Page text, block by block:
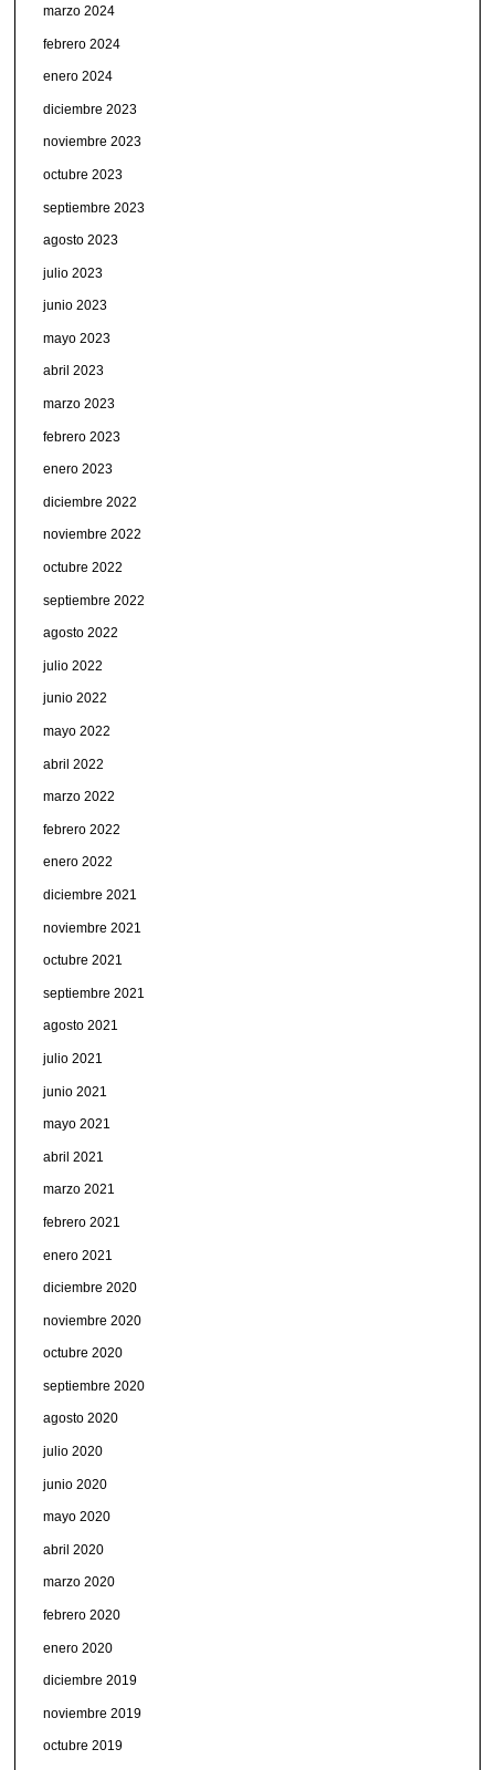
marzo 2024
febrero 2024
enero 2024
diciembre 2023
noviembre 2023
octubre 2023
septiembre 2023
agosto 2023
julio 2023
junio 2023
mayo 2023
abril 2023
marzo 2023
febrero 2023
enero 2023
diciembre 2022
noviembre 2022
octubre 2022
septiembre 2022
agosto 2022
julio 2022
junio 2022
mayo 2022
abril 2022
marzo 2022
febrero 2022
enero 2022
diciembre 2021
noviembre 2021
octubre 2021
septiembre 2021
agosto 2021
julio 2021
junio 2021
mayo 2021
abril 2021
marzo 2021
febrero 2021
enero 2021
diciembre 2020
noviembre 2020
octubre 2020
septiembre 2020
agosto 2020
julio 2020
junio 2020
mayo 2020
abril 2020
marzo 2020
febrero 2020
enero 2020
diciembre 2019
noviembre 2019
octubre 2019